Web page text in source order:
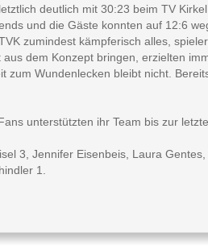
deutlich mit 30:23 beim TV
und die Gäste konnten auf 12:6
zumindest kämpferisch alles,
dem Konzept bringen, erzielten
Wundenlecken bleibt nicht.
unterstützten ihr Team bis zur
3, Jennifer Eisenbeis, Laura
1.